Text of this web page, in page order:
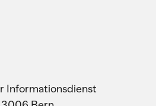
Informationsdienst